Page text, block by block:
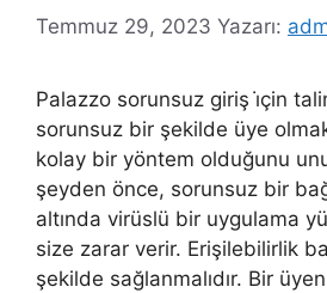
Temmuz 29, 2023 Yazarı:
Palazzo sorunsuz giriş i̇çin
sorunsuz bir şekilde üye
kolay bir yöntem olduğunu
şeyden önce, sorunsuz bir
altında virüslü bir uygulama
size zarar verir. Erişilebilirlik
şekilde sağlanmalıdır. Bir